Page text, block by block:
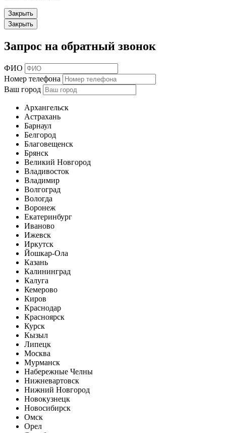
Закрыть
Закрыть
Запрос на обратный звонок
ФИО
Номер телефона
Ваш город
Архангельск
Астрахань
Барнаул
Белгород
Благовещенск
Брянск
Великий Новгород
Владивосток
Владимир
Волгоград
Вологда
Воронеж
Екатеринбург
Иваново
Ижевск
Иркутск
Йошкар-Ола
Казань
Калининград
Калуга
Кемерово
Киров
Краснодар
Красноярск
Курск
Кызыл
Липецк
Москва
Мурманск
Набережные Челны
Нижневартовск
Нижний Новгород
Новокузнецк
Новосибирск
Омск
Орел